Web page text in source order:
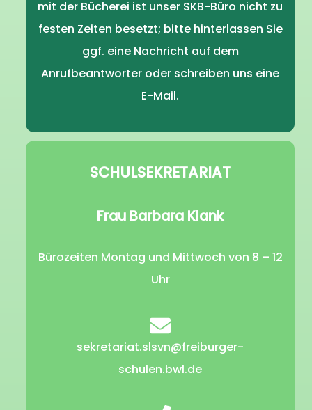
mit der Bücherei ist unser SKB-Büro nicht zu
festen Zeiten besetzt; bitte hinterlassen Sie
ggf. eine Nachricht auf dem
Anrufbeantworter oder schreiben uns eine
E-Mail.
SCHULSEKRETARIAT
Frau Barbara Klank
Bürozeiten Montag und Mittwoch von 8 – 12
Uhr
sekretariat.slsvn@freiburger-
schulen.bwl.de